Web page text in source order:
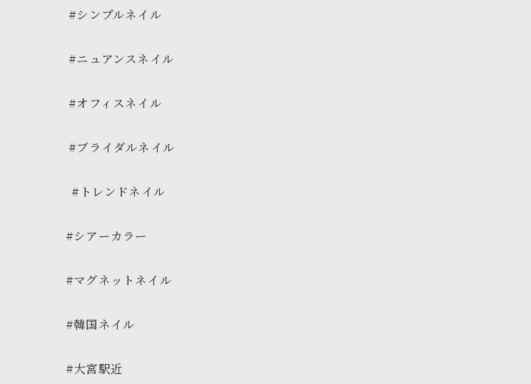
#シンプルネイル
#ニュアンスネイル
#オフィスネイル
#ブライダルネイル
#トレンドネイル
#シアーカラー
#マグネットネイル
#韓国ネイル
#大宮駅近